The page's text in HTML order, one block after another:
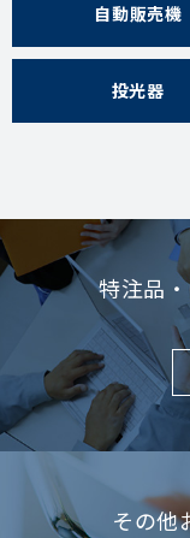
自動販売機
投光器
特注品
その他